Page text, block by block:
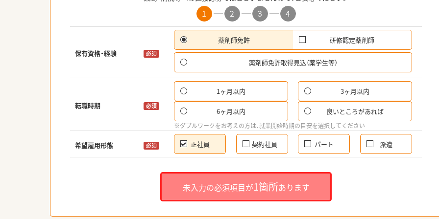
1 2 3 4
保有資格・経験 必須
薬剤師免許 研修認定薬剤師
薬剤師免許取得見込（薬学生等）
転職時期 必須
1ヶ月以内 3ヶ月以内
6ヶ月以内 良いところがあれば
※ダブルワークをお考えの方は、就業開始時期の目安を選択してください
希望雇用形態 必須 正社員 契約社員 パート 派遣
未入力の必須項目が1箇所あります